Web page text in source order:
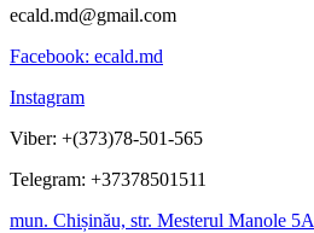
ecald.md@gmail.com
Facebook: ecald.md
Instagram
Viber: +(373)78-501-565
Telegram: +37378501511
mun. Chișinău, str. Mesterul Manole 5A